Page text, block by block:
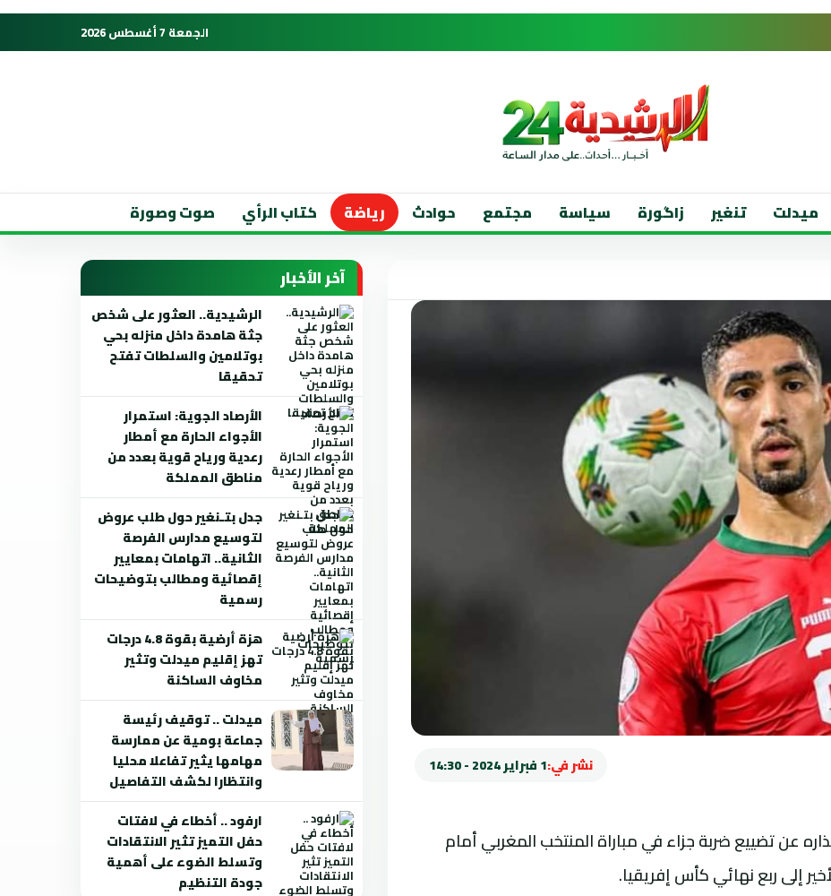
الجمعة 7 أغسطس 2026
ميدلت تنغير زاگورة سياسة مجتمع حوادث رياضة كتاب الرأي صوت وصورة
نشر في:1 فبراير 2024 - 14:30
عن تضييع ضربة جزاء في مباراة المنتخب المغربي أمام
إلى ربع نهائي كأس إفريقيا.
آخر الأخبار
الرشيدية.. العثور على شخص
جثة هامدة داخل منزله بحي
بوتلامين والسلطات تفتح
تحقيقا
الأرصاد الجوية: استمرار
الأجواء الحارة مع أمطار
رعدية ورياح قوية بعدد من
مناطق المملكة
جدل بتـنغير حول طلب عروض
لتوسيع مدارس الفرصة
الثانية.. اتهامات بمعايير
إقصائية ومطالب بتوضيحات
رسمية
هزة أرضية بقوة 4.8 درجات
تهز إقليم ميدلت وتثير
مخاوف الساكنة
ميدلت .. توقيف رئيسة
جماعة بومية عن ممارسة
مهامها يثير تفاعلا محليا
وانتظارا لكشف التفاصيل
ارفود .. أخطاء في لافتات
حفل التميز تثير الانتقادات
وتسلط الضوء على أهمية
جودة التنظيم